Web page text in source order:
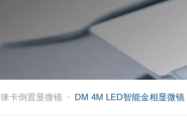
徕卡倒置显微镜 - DM 4M LED智能金相显微镜